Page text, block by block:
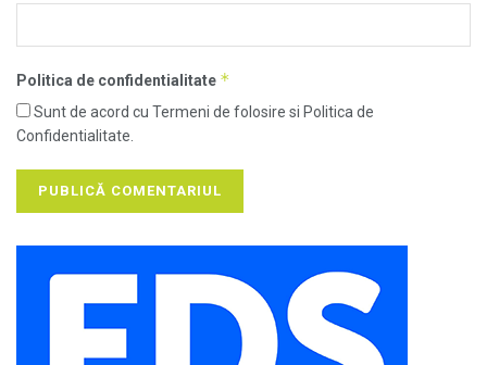
Politica de confidentialitate *
Sunt de acord cu Termeni de folosire si Politica de
Confidentialitate.